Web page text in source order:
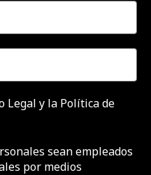
Legal y la Política de
sean empleados
por medios